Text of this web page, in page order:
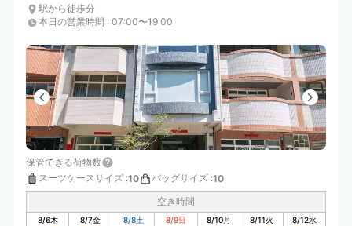
駅から徒歩分
本日の営業時間 : 07:00〜19:00
保管できる荷物数
スーツケースサイズ :10 バッグサイズ :10
空き時間
8/6木 8/7金 8/8土 8/9日 8/10月 8/11火 8/12水